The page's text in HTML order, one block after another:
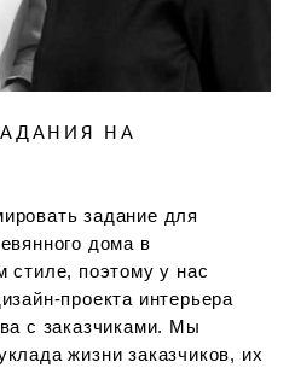
НА
задание для
дома в
стиле, поэтому у нас
проекта интерьера
с заказчиками. Мы
жизни заказчиков, их